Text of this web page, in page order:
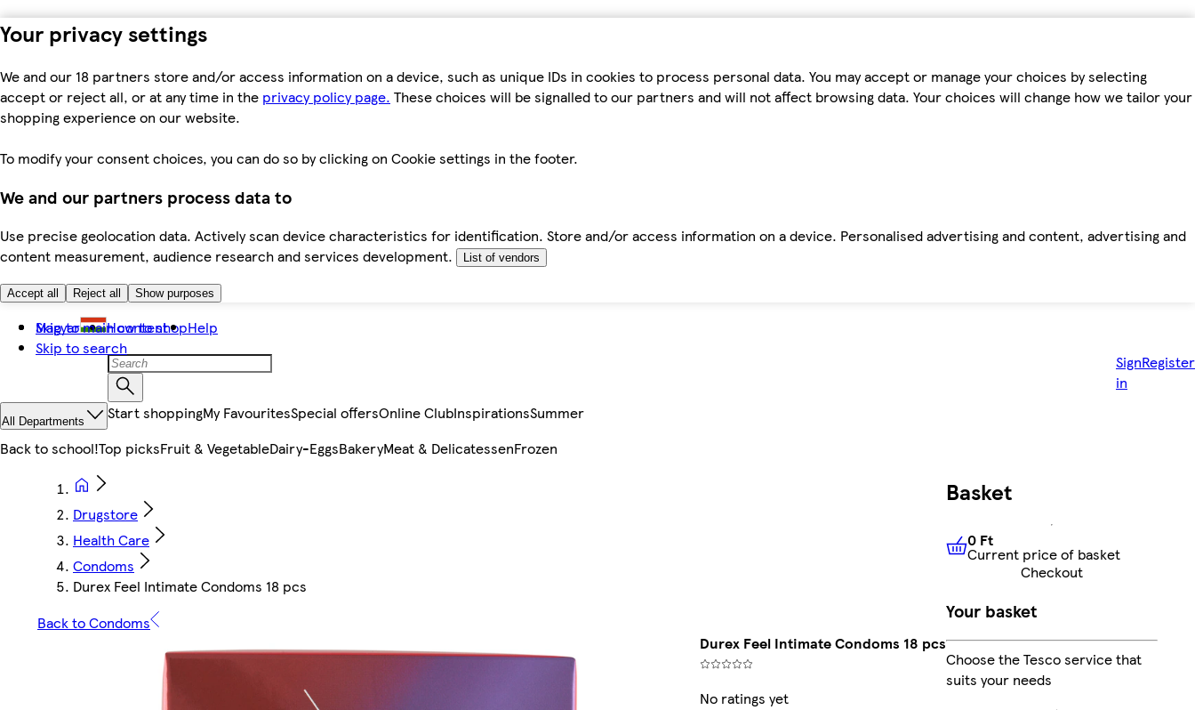
Your privacy settings
We and our 18 partners store and/or access information on a device, such as unique IDs in cookies to process personal data. You may accept or manage your choices by selecting
accept or reject all, or at any time in the privacy policy page. These choices will be signalled to our partners and will not affect browsing data. Your choices will change how we tailor your
shopping experience on our website.
To modify your consent choices, you can do so by clicking on Cookie settings in the footer.
We and our partners process data to
Use precise geolocation data. Actively scan device characteristics for identification. Store and/or access information on a device. Personalised advertising and content, advertising and
content measurement, audience research and services development.
List of vendors
Accept all Reject all Show purposes
Skip to main content
Skip to search
Magyar How to shopHelp
Sign
in
Register
All Departments Start shoppingMy FavouritesSpecial offersOnline ClubInspirationsSummer
Back to school!Top picksFruit & VegetableDairy-EggsBakeryMeat & DelicatessenFrozen
Drugstore
Health Care
Condoms
Durex Feel Intimate Condoms 18 pcs
Back to Condoms
Durex Feel Intimate Condoms 18 pcs
No ratings yet
Basket
0 FtCurrent price of basket
0 Ft
Current price of basket
Checkout
Your basket
Choose the Tesco service that
suits your needs